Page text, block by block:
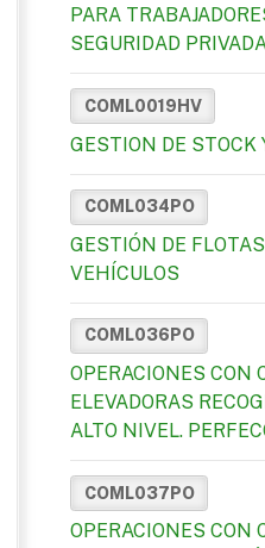
PARA
SEGURIDAD
COML0019HV
GESTION DE STOCK
COML034PO
GESTIÓN DE
VEHÍCULOS
COML036PO
OPERACIONES CON
ELEVADORAS
ALTO NIVEL.
COML037PO
OPERACIONES CON